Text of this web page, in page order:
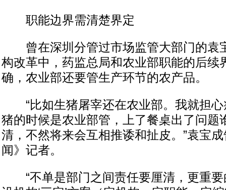
职能边界需清楚界定
曾在深圳分管过市场监管大部门的袁
构改革中，药监总局和农业部职能的后续
确，农业部还要管生产环节的农产品。
“比如生猪屠宰还在农业部。我就担心
猪的时候是农业部管，上了餐桌出了问题
清，不然将来会互相推诿和扯皮。”袁宝
闻》记者。
“不单是部门之间责任要厘清，更重要